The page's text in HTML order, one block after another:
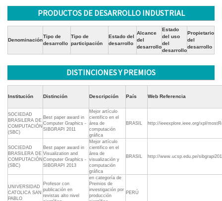
PRODUCTOS DE DESARROLLO INDUSTRIAL
Denominación
Tipo de
desarrollo
Tipo de
participación
Estado del
desarrollo
Alcance
del
desarrollo
Estado
del uso
del
desarrollo
Propietario
del
desarrollo
DISTINCIONES Y PREMIOS
Institución Distinción Descripción País Web Referencia
SOCIEDAD
BRASILERA DE
COMPUTACIÓN
(SBC)
Best paper award in
Computer Graphics -
SIBGRAPI 2011
Mejor artículo
cientifico en el
área de
computación
gráfica
BRASIL http://ieeexplore.ieee.org/xpl/
SOCIEDAD
BRASILERA DE
COMPUTACIÓN
(SBC)
Best paper award in
Visualization and
Computer Graphics -
SIBGRAPI 2013
Mejor artículo
cientifico en el
área de
visualización y
computación
gráfica
BRASIL http://www.ucsp.edu.pe/
UNIVERSIDAD
CATOLICA SAN
PABLO
Profesor con
publicación en
revistas alto nivel
en categoría de
Premios de
investigación por
producción
PERÚ